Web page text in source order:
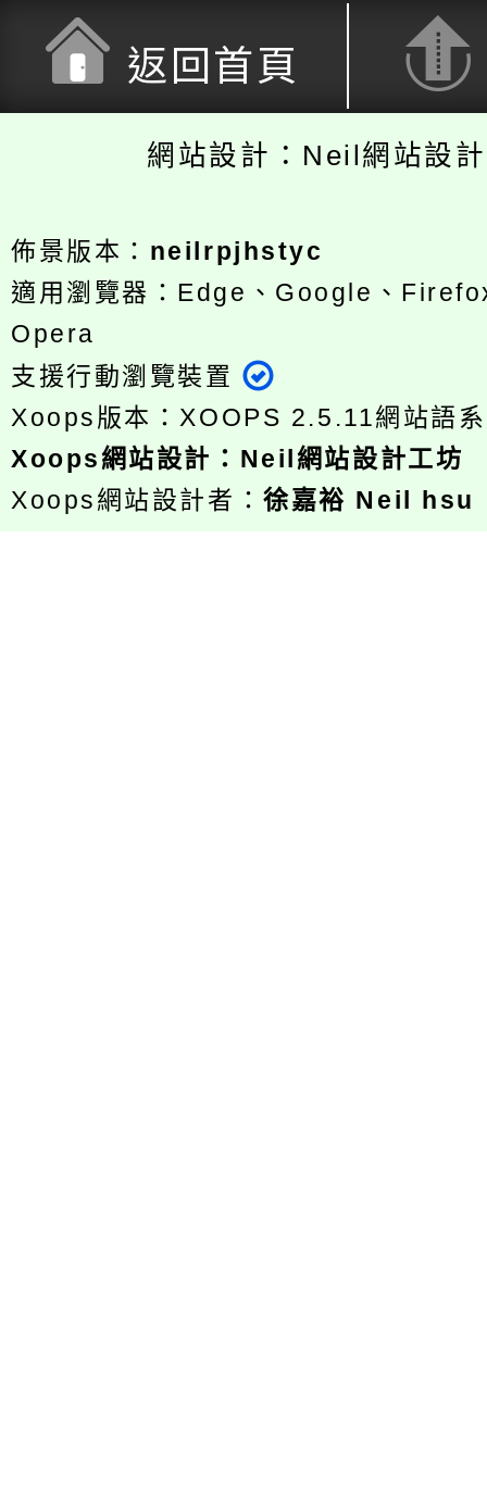
返回首頁
網站設計：Neil網站設
佈景版本： neilrpjhstyc
適用瀏覽器：Edge、Google、
Opera
支援行動瀏覽裝置
Xoops版本： XOOPS 2.5.11網站語
Xoops網站設計 ： Neil網站設計工坊
Xoops網站設計者：徐嘉裕 Neil hsu